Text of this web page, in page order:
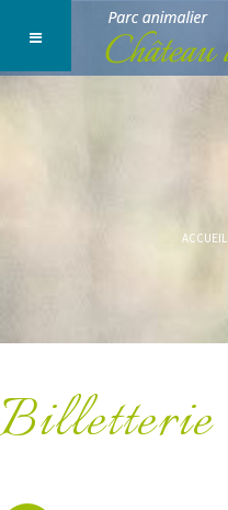
ACCUEIL
Billetterie